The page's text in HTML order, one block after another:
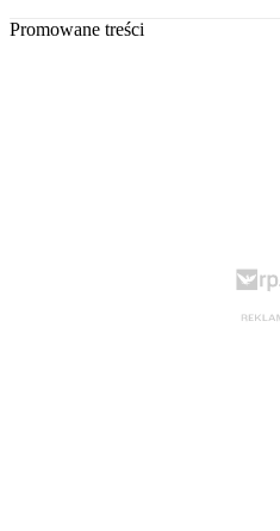
Promowane treści